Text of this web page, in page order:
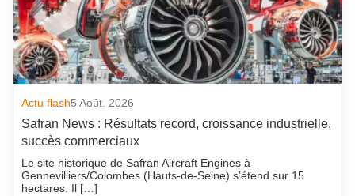
Actu flash5 Août. 2026
Safran News : Résultats record, croissance industrielle,
succès commerciaux
Le site historique de Safran Aircraft Engines à
Gennevilliers/Colombes (Hauts-de-Seine) s’étend sur 15
hectares. Il […]